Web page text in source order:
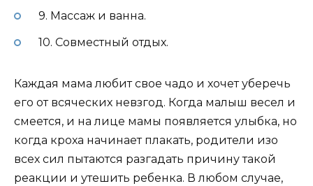
9. Массаж и ванна.
10. Совместный отдых.
Каждая мама любит свое чадо и хочет уберечь
его от всяческих невзгод. Когда малыш весел и
смеется, и на лице мамы появляется улыбка, но
когда кроха начинает плакать, родители изо
всех сил пытаются разгадать причину такой
реакции и утешить ребенка. В любом случае,